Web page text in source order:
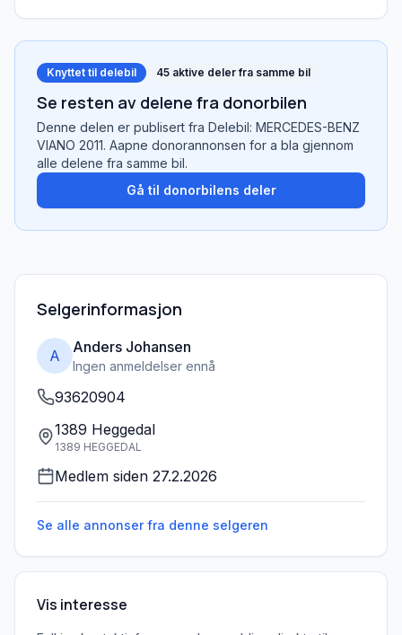
Knyttet til delebil 45 aktive deler fra samme bil
Se resten av delene fra donorbilen
Denne delen er publisert fra Delebil: MERCEDES-BENZ
VIANO 2011. Aapne donorannonsen for a bla gjennom
alle delene fra samme bil.
Gå til donorbilens deler
Selgerinformasjon
A Anders Johansen
Ingen anmeldelser ennå
93620904
1389 Heggedal
1389 HEGGEDAL
Medlem siden 27.2.2026
Se alle annonser fra denne selgeren
Vis interesse